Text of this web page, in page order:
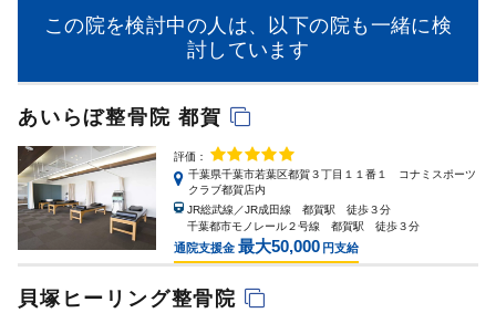
この院を検討中の人は、以下の院も一緒に検
討しています
あいらぼ整骨院 都賀
評価：
千葉県千葉市若葉区都賀３丁目１１番１ コナミスポーツ
クラブ都賀店内
JR総武線／JR成田線 都賀駅 徒歩３分
千葉都市モノレール２号線 都賀駅 徒歩３分
通院支援金 最大50,000 円支給
貝塚ヒーリング整骨院